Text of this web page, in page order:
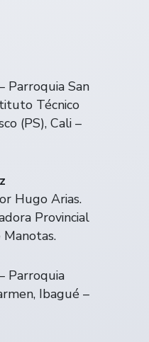
Parroquia San
Técnico
(PS), Cali –
Hugo Arias.
Provincial
Parroquia
Ibagué –